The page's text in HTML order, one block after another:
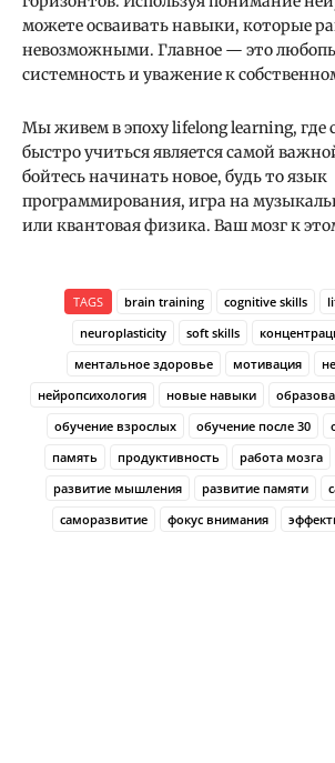
можете осваивать навыки, которые
невозможными. Главное — это
системность и уважение к
Мы живем в эпоху lifelong learning, где
быстро учиться является самой
бойтесь начинать новое, будь то язык
программирования, игра на
или квантовая физика. Ваш мозг к
TAGS brain training cognitive skills
neuroplasticity
soft skills
ментальное здоровье
мотивация
нейропсихология
новые навыки
обучение взрослых
обучение после 30
память
продуктивность работа мозга
развитие мышления
развитие памяти
саморазвитие
фокус внимания